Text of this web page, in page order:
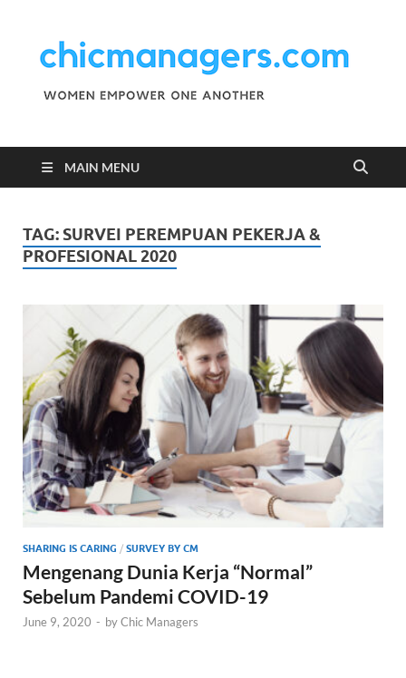
MAIN MENU
TAG: SURVEI PEREMPUAN PEKERJA &
PROFESIONAL 2020
SHARING IS CARING / SURVEY BY CM
Mengenang Dunia Kerja “Normal”
Sebelum Pandemi COVID-19
June 9, 2020 - byChic Managers